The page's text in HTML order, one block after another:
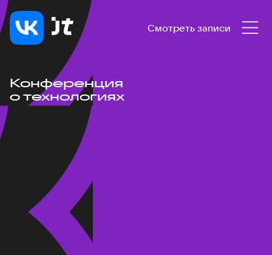
Смотреть записи
Конференция
о технологиях